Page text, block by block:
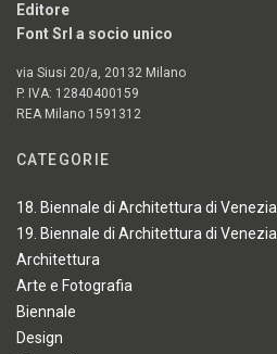
Editore
Font Srl a socio unico
via Siusi 20/a, 20132 Milano
P. IVA: 12840400159
REA Milano 1591312
CATEGORIE
18. Biennale di Architettura di Venezia
19. Biennale di Architettura di Venezia
Architettura
Arte e Fotografia
Biennale
Design